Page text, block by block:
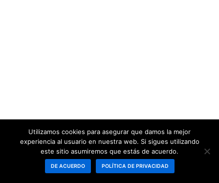
Neve| Funciona gracias aWordPress
Utilizamos cookies para asegurar que damos la mejor
experiencia al usuario en nuestra web. Si sigues utilizando
este sitio asumiremos que estás de acuerdo.
DE ACUERDO POLÍTICA DE PRIVACIDAD